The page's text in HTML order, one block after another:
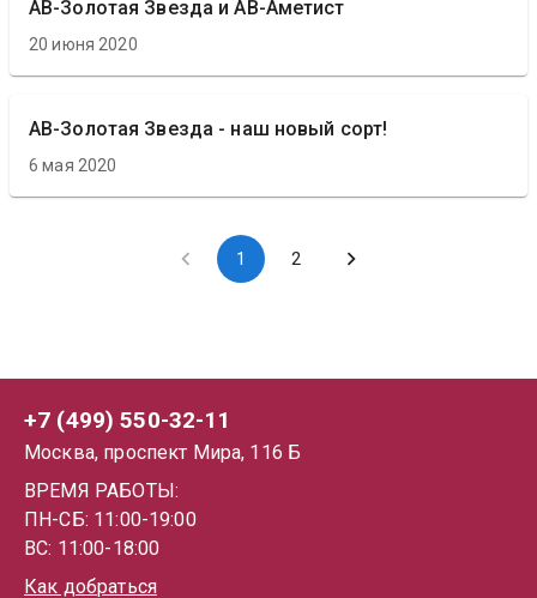
АВ-Золотая Звезда и АВ-Аметист
20 июня 2020
АВ-Золотая Звезда - наш новый сорт!
6 мая 2020
1 2
+7 (499) 550-32-11
Москва, проспект Мира, 116 Б
ВРЕМЯ РАБОТЫ:
ПН-СБ: 11:00-19:00
ВС: 11:00-18:00
Как добраться